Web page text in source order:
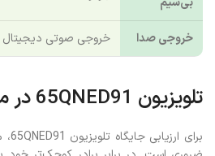
بی‌سیم
بلوتوث نسخه 5.1
تلویزیون 65QNED91 در مقابل رقبا